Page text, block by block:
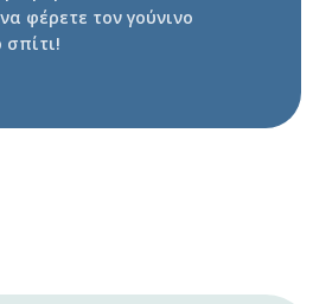
φέρετε τον γούνινο